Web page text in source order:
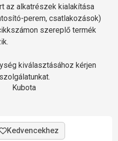
az alkatrészek kialakítása
perem, csatlakozások)
szereplő termék
kiválasztásához kérjen
Kubota